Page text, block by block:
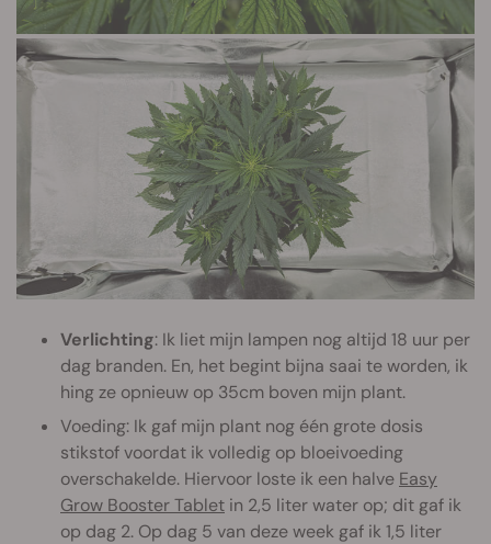
Verlichting: Ik liet mijn lampen nog altijd 18 uur per
dag branden. En, het begint bijna saai te worden, ik
hing ze opnieuw op 35cm boven mijn plant.
Voeding: Ik gaf mijn plant nog één grote dosis
stikstof voordat ik volledig op bloeivoeding
overschakelde. Hiervoor loste ik een halve Easy
Grow Booster Tablet in 2,5 liter water op; dit gaf ik
op dag 2. Op dag 5 van deze week gaf ik 1,5 liter